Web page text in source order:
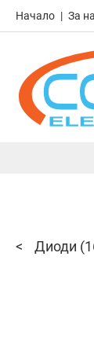
Начало За
Диоди